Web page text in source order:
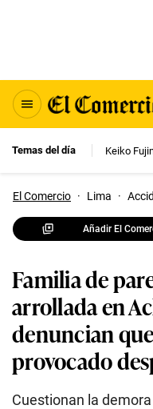
Temas del día Keiko
El Comercio · Lima ·
Añadir El
Familia de
arrollada en
denuncian
provocado
Cuestionan la